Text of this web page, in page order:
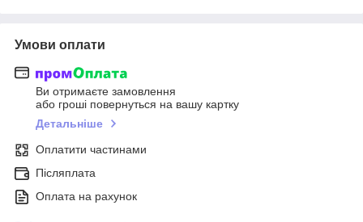
Умови оплати
Ви отримаєте замовлення
або гроші повернуться на вашу картку
Детальніше
Оплатити частинами
Післяплата
Оплата на рахунок